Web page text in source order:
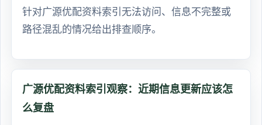
针对广源优配资料索引无法访问、信息不完整或
路径混乱的情况给出排查顺序。
广源优配资料索引观察：近期信息更新应该怎
么复盘